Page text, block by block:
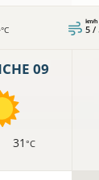
°C 5 /
km/h
09
31 °C